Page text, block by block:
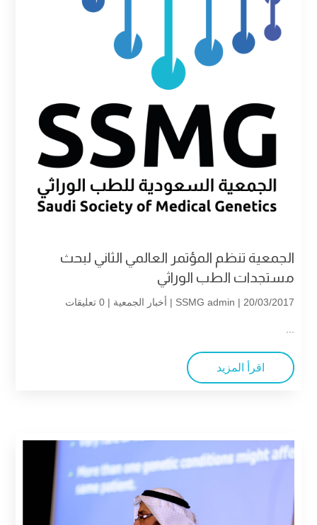
الجمعية تنظم المؤتمر العالمي الثاني لبحث
مستجدات الطب الوراثي
SSMG admin | 20/03/2017 | أخبار الجمعية | 0 تعليقات
اقرأ المزيد